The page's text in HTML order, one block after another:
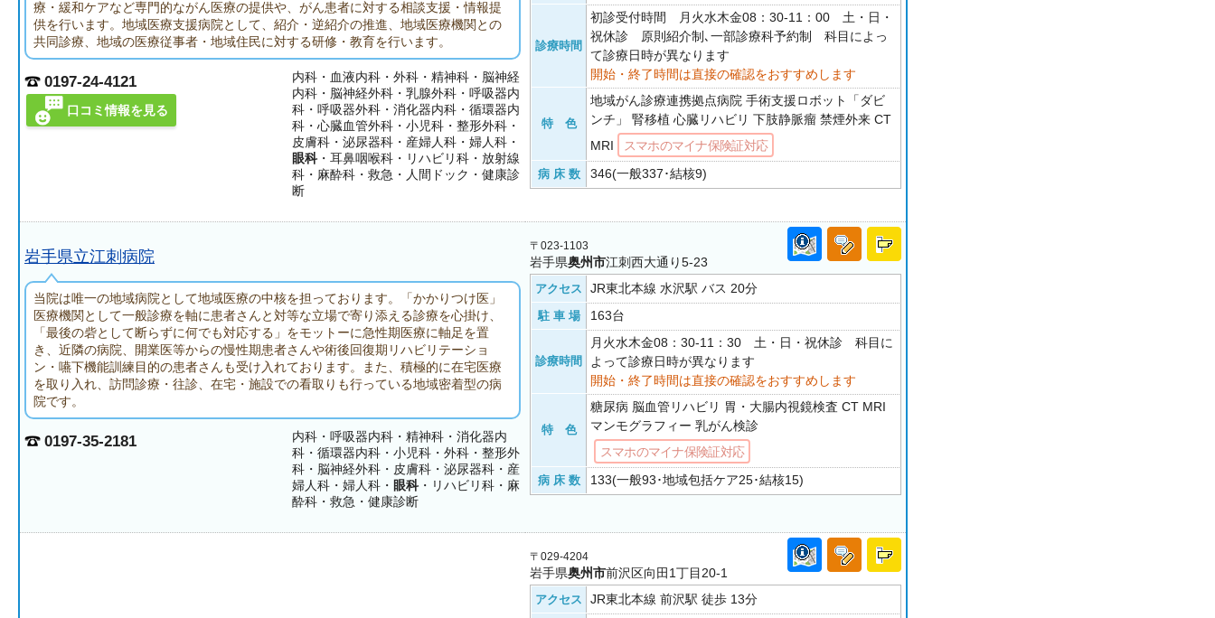
療・緩和ケアなど専門的ながん医療の提供や、がん患者に対する相談支援・情報提
供を行います。地域医療支援病院として、紹介・逆紹介の推進、地域医療機関との
共同診療、地域の医療従事者・地域住民に対する研修・教育を行います。
0197-24-4121
口コミ情報を見る
内科・血液内科・外科・精神科・脳神経
内科・脳神経外科・乳腺外科・呼吸器内
科・呼吸器外科・消化器内科・循環器内
科・心臓血管外科・小児科・整形外科・
皮膚科・泌尿器科・産婦人科・婦人科・
眼科・耳鼻咽喉科・リハビリ科・放射線
科・麻酔科・救急・人間ドック・健康診
断
診療時間
初診受付時間 月火水木金08：30-11：00 土・日・
祝休診 原則紹介制､一部診療科予約制 科目によっ
て診療日時が異なります
開始・終了時間は直接の確認をおすすめします
特 色
地域がん診療連携拠点病院 手術支援ロボット「ダビ
ンチ」 腎移植 心臓リハビリ 下肢静脈瘤 禁煙外来 CT
MRI
スマホのマイナ保険証対応
病 床 数 346(一般337･結核9)
岩手県立江刺病院
当院は唯一の地域病院として地域医療の中核を担っております。「かかりつけ医」
医療機関として一般診療を軸に患者さんと対等な立場で寄り添える診療を心掛け、
「最後の砦として断らずに何でも対応する」をモットーに急性期医療に軸足を置
き、近隣の病院、開業医等からの慢性期患者さんや術後回復期リハビリテーショ
ン・嚥下機能訓練目的の患者さんも受け入れております。また、積極的に在宅医療
を取り入れ、訪問診療・往診、在宅・施設での看取りも行っている地域密着型の病
院です。
0197-35-2181
内科・呼吸器内科・精神科・消化器内
科・循環器内科・小児科・外科・整形外
科・脳神経外科・皮膚科・泌尿器科・産
婦人科・婦人科・ 眼科・リハビリ科・麻
酔科・救急・健康診断
〒023-1103
岩手県奥州市江刺西大通り5-23
アクセス JR東北本線 水沢駅 バス 20分
駐 車 場 163台
診療時間
月火水木金08：30-11：30 土・日・祝休診 科目に
よって診療日時が異なります
開始・終了時間は直接の確認をおすすめします
特 色
糖尿病 脳血管リハビリ 胃・大腸内視鏡検査 CT MRI
マンモグラフィー 乳がん検診
スマホのマイナ保険証対応
病 床 数 133(一般93･地域包括ケア25･結核15)
〒029-4204
岩手県奥州市前沢区向田1丁目20-1
アクセス JR東北本線 前沢駅 徒歩 13分